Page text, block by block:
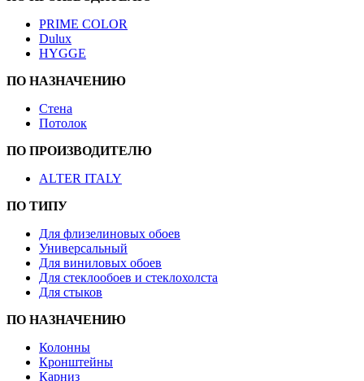
PRIME COLOR
Dulux
HYGGE
ПО НАЗНАЧЕНИЮ
Стена
Потолок
ПО ПРОИЗВОДИТЕЛЮ
ALTER ITALY
ПО ТИПУ
Для флизелиновых обоев
Универсальный
Для виниловых обоев
Для стеклообоев и стеклохолста
Для стыков
ПО НАЗНАЧЕНИЮ
Колонны
Кронштейны
Карниз